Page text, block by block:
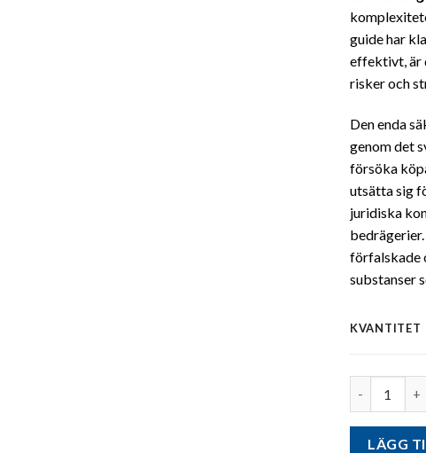
guide har
effektivt, är
risker och
Den enda
genom det
försöka
utsätta sig
juridiska
förfalskade
substanser
KVANTITET
LÄGG